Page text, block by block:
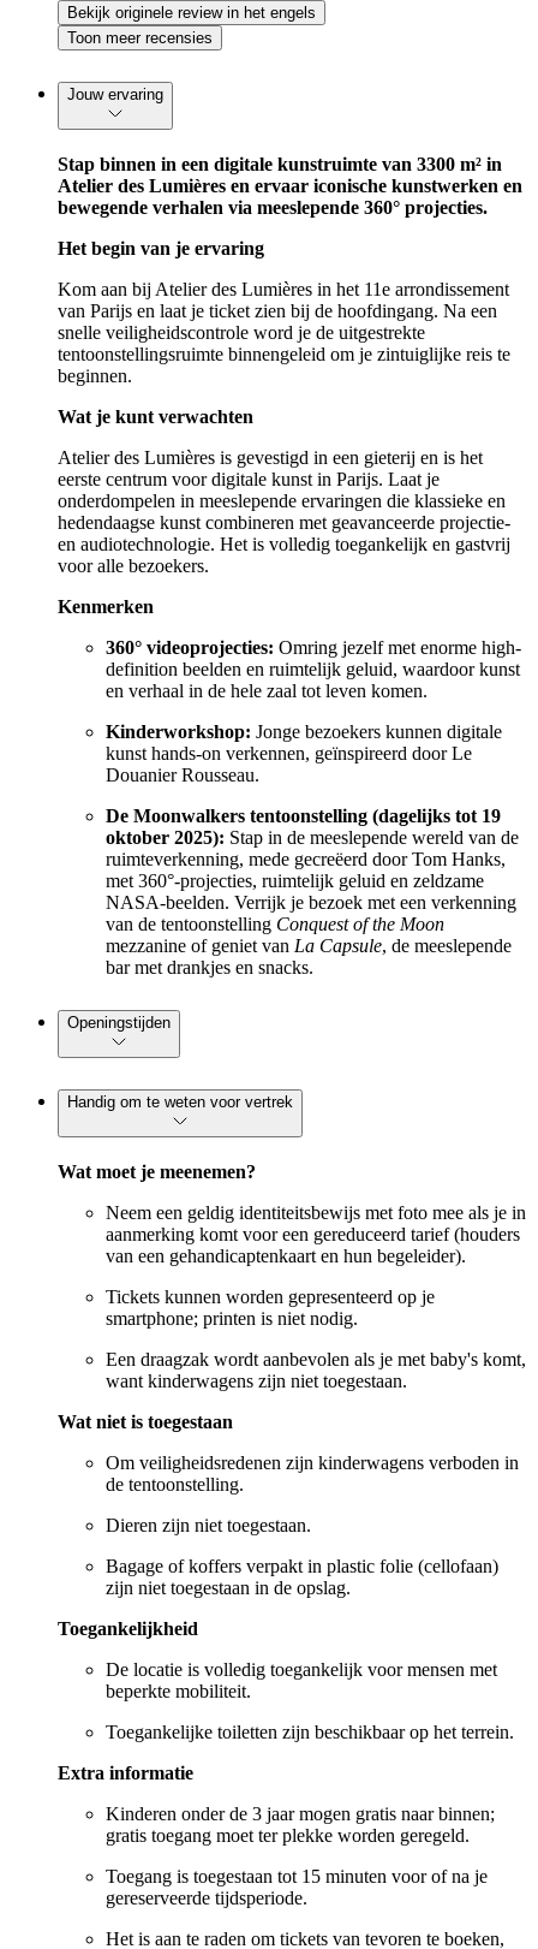
Bekijk originele review in het engels
Toon meer recensies
Jouw ervaring
Stap binnen in een digitale kunstruimte van 3300 m² in
Atelier des Lumières en ervaar iconische kunstwerken en
bewegende verhalen via meeslepende 360° projecties.
Het begin van je ervaring
Kom aan bij Atelier des Lumières in het 11e arrondissement
van Parijs en laat je ticket zien bij de hoofdingang. Na een
snelle veiligheidscontrole word je de uitgestrekte
tentoonstellingsruimte binnengeleid om je zintuiglijke reis te
beginnen.
Wat je kunt verwachten
Atelier des Lumières is gevestigd in een gieterij en is het
eerste centrum voor digitale kunst in Parijs. Laat je
onderdompelen in meeslepende ervaringen die klassieke en
hedendaagse kunst combineren met geavanceerde projectie-
en audiotechnologie. Het is volledig toegankelijk en gastvrij
voor alle bezoekers.
Kenmerken
360° videoprojecties: Omring jezelf met enorme high-
definition beelden en ruimtelijk geluid, waardoor kunst
en verhaal in de hele zaal tot leven komen.
Kinderworkshop: Jonge bezoekers kunnen digitale
kunst hands-on verkennen, geïnspireerd door Le
Douanier Rousseau.
De Moonwalkers tentoonstelling (dagelijks tot 19
oktober 2025): Stap in de meeslepende wereld van de
ruimteverkenning, mede gecreëerd door Tom Hanks,
met 360°-projecties, ruimtelijk geluid en zeldzame
NASA-beelden. Verrijk je bezoek met een verkenning
van de tentoonstelling Conquest of the Moon
mezzanine of geniet van La Capsule, de meeslepende
bar met drankjes en snacks.
Openingstijden
Handig om te weten voor vertrek
Wat moet je meenemen?
Neem een geldig identiteitsbewijs met foto mee als je in
aanmerking komt voor een gereduceerd tarief (houders
van een gehandicaptenkaart en hun begeleider).
Tickets kunnen worden gepresenteerd op je
smartphone; printen is niet nodig.
Een draagzak wordt aanbevolen als je met baby's komt,
want kinderwagens zijn niet toegestaan.
Wat niet is toegestaan
Om veiligheidsredenen zijn kinderwagens verboden in
de tentoonstelling.
Dieren zijn niet toegestaan.
Bagage of koffers verpakt in plastic folie (cellofaan)
zijn niet toegestaan in de opslag.
Toegankelijkheid
De locatie is volledig toegankelijk voor mensen met
beperkte mobiliteit.
Toegankelijke toiletten zijn beschikbaar op het terrein.
Extra informatie
Kinderen onder de 3 jaar mogen gratis naar binnen;
gratis toegang moet ter plekke worden geregeld.
Toegang is toegestaan tot 15 minuten voor of na je
gereserveerde tijdsperiode.
Het is aan te raden om tickets van tevoren te boeken,